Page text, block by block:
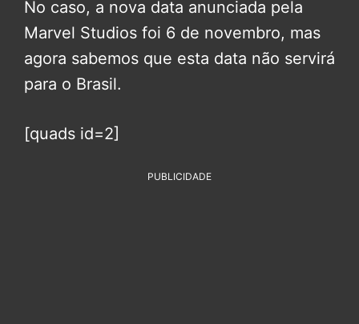
No caso, a nova data anunciada pela
Marvel Studios foi 6 de novembro, mas
agora sabemos que esta data não servirá
para o Brasil.
[quads id=2]
PUBLICIDADE